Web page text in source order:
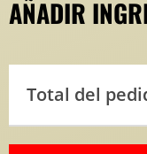
AÑADIR
Total del